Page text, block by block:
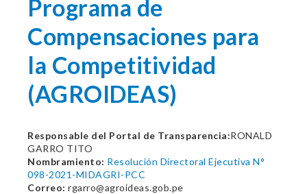
Programa de
Compensaciones para
la Competitividad
(AGROIDEAS)
Responsable del Portal de Transparencia:RONALD
GARRO TITO
Nombramiento: Resolución Directoral Ejecutiva N°
098-2021-MIDAGRI-PCC
Correo: rgarro@agroideas.gob.pe